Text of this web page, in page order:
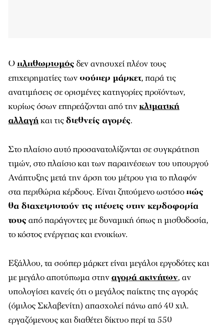
Ο πληθωρισμόςδεν ανησυχεί πλέον τους
επιχειρηματίες τωνσούπερ μάρκετ, παρά τις
ανατιμήσεις σε ορισμένες κατηγορίες προϊόντων,
κυρίως όσων επηρεάζονται από τηνκλιματική
αλλαγήκαι τιςδιεθνείς αγορές.
Στο πλαίσιο αυτό προσανατολίζονται σε συγκράτηση
τιμών, στο πλαίσιο και των παραινέσεων του υπουργού
Ανάπτυξης μετά την άρση του μέτρου για το πλαφόν
στα περιθώρια κέρδους. Είναι ζητούμενο ωστόσοπώς
θα διαχειριστούν τις πιέσεις στην κερδοφορία
τουςαπό παράγοντες με δυναμική όπως η μισθοδοσία,
το κόστος ενέργειας και ενοικίων.
Εξάλλου, τα σούπερ μάρκετ είναι μεγάλοι εργοδότες και
με μεγάλο αποτύπωμα στηναγορά ακινήτων, αν
υπολογίσει κανείς ότι ο μεγάλος παίκτης της αγοράς
(όμιλος Σκλαβενίτη) απασχολεί πάνω από 40 χιλ.
εργαζόμενους και διαθέτει δίκτυο περί τα 550